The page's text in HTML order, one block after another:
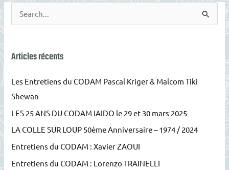
e
h
r
c
h
e
r
Articles récents
Les Entretiens du CODAM Pascal Kriger & Malcom Tiki
Shewan
LES 25 ANS DU CODAM IAIDO le 29 et 30 mars 2025
LA COLLE SUR LOUP 50ème Anniversaire – 1974 / 2024
Entretiens du CODAM : Xavier ZAOUI
Entretiens du CODAM : Lorenzo TRAINELLI